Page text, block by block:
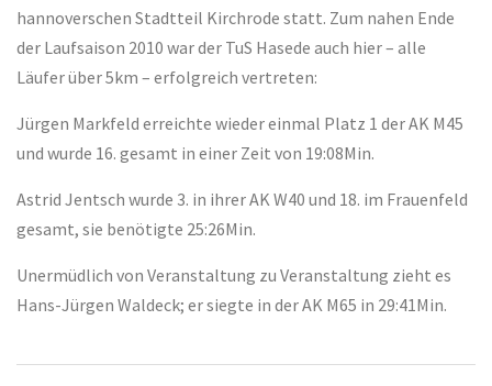
hannoverschen Stadtteil Kirchrode statt. Zum nahen Ende
der Laufsaison 2010 war der TuS Hasede auch hier – alle
Läufer über 5km – erfolgreich vertreten:
Jürgen Markfeld erreichte wieder einmal Platz 1 der AK M45
und wurde 16. gesamt in einer Zeit von 19:08Min.
Astrid Jentsch wurde 3. in ihrer AK W40 und 18. im Frauenfeld
gesamt, sie benötigte 25:26Min.
Unermüdlich von Veranstaltung zu Veranstaltung zieht es
Hans-Jürgen Waldeck; er siegte in der AK M65 in 29:41Min.